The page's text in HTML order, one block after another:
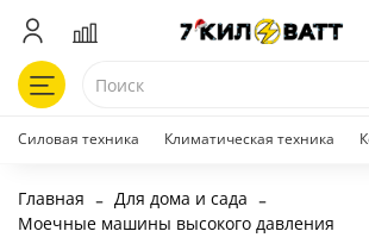
Силовая техника Климатическая техника
Главная
Для дома и сада
Моечные машины высокого давления